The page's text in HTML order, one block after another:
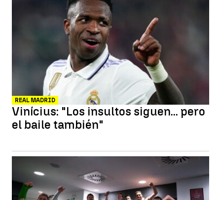
REAL MADRID
Vinícius: "Los insultos siguen... pero
el baile también"